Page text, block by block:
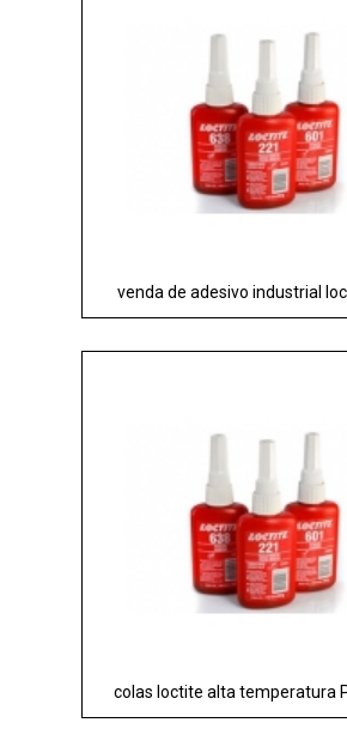
venda de adesivo industrial
colas loctite alta temperatura